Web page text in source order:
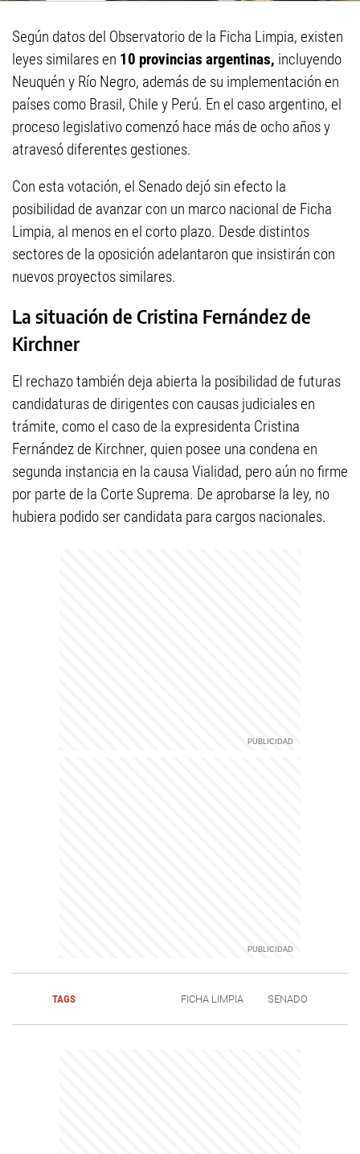
Según datos del Observatorio de la Ficha Limpia, existen
leyes similares en 10 provincias argentinas, incluyendo
Neuquén y Río Negro, además de su implementación en
países como Brasil, Chile y Perú. En el caso argentino, el
proceso legislativo comenzó hace más de ocho años y
atravesó diferentes gestiones.
Con esta votación, el Senado dejó sin efecto la
posibilidad de avanzar con un marco nacional de Ficha
Limpia, al menos en el corto plazo. Desde distintos
sectores de la oposición adelantaron que insistirán con
nuevos proyectos similares.
La situación de Cristina Fernández de
Kirchner
El rechazo también deja abierta la posibilidad de futuras
candidaturas de dirigentes con causas judiciales en
trámite, como el caso de la expresidenta Cristina
Fernández de Kirchner, quien posee una condena en
segunda instancia en la causa Vialidad, pero aún no firme
por parte de la Corte Suprema. De aprobarse la ley, no
hubiera podido ser candidata para cargos nacionales.
TAGS FICHA LIMPIA SENADO